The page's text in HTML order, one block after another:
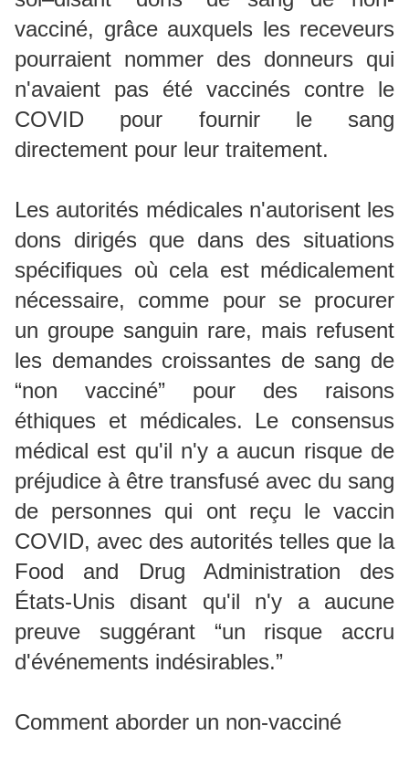
vacciné, grâce auxquels les receveurs
pourraient nommer des donneurs qui
n'avaient pas été vaccinés contre le
COVID pour fournir le sang
directement pour leur traitement.
Les autorités médicales n'autorisent les
dons dirigés que dans des situations
spécifiques où cela est médicalement
nécessaire, comme pour se procurer
un groupe sanguin rare, mais refusent
les demandes croissantes de sang de
“non vacciné” pour des raisons
éthiques et médicales. Le consensus
médical est qu'il n'y a aucun risque de
préjudice à être transfusé avec du sang
de personnes qui ont reçu le vaccin
COVID, avec des autorités telles que la
Food and Drug Administration des
États-Unis disant qu'il n'y a aucune
preuve suggérant “un risque accru
d'événements indésirables.”
Comment aborder un non-vacciné